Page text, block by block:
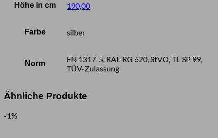
Höhe in cm 190,00
Farbe silber
Norm
EN 1317-5, RAL-RG 620, StVO, TL-SP 99,
TÜV-Zulassung
Ähnliche Produkte
-1%